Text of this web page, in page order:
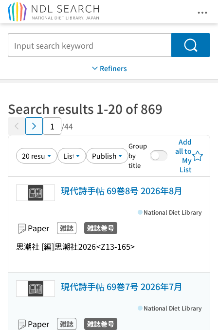
Search
Refiners
Search results 1-20 of 869
/44
Group
by
title
Add
all to
My
List
現代詩手帖 69巻8号 2026年8月
Paper 雑誌 雑誌巻号
思潮社 [編]思潮社2026<Z13-165>
National Diet Library
現代詩手帖 69巻7号 2026年7月
Paper 雑誌 雑誌巻号
National Diet Library